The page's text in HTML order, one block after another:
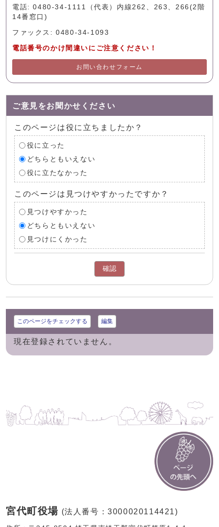
電話: 0480-34-1111（代表）内線262、263、266(2階
14番窓口)
ファックス: 0480-34-1093
電話番号のかけ間違いにご注意ください！
お問い合わせフォーム
ご意見をお聞かせください
このページは役に立ちましたか？
役に立った
どちらともいえない
役に立たなかった
このページは見つけやすかったですか？
見つけやすかった
どちらともいえない
見つけにくかった
確認
このページをチェックする 編集
現在登録されていません。
宮代町役場 (法人番号：3000020114421)